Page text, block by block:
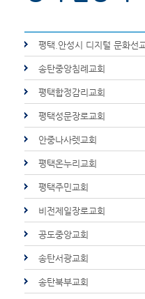
평택.안성시 디지털 문화선
송탄중앙침례교회
평택합정감리교회
평택성문장로교회
안중나사렛교회
평택온누리교회
평택주민교회
비전제일장로교회
공도중앙교회
송탄서광교회
송탄북부교회